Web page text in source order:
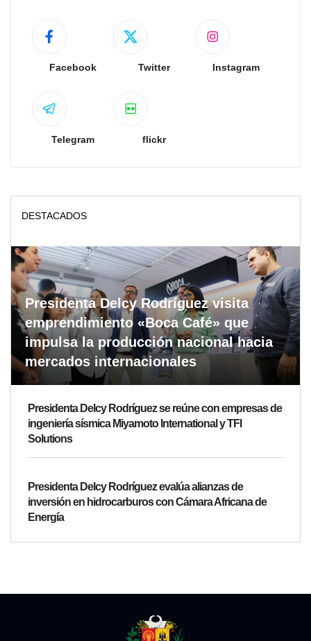
Facebook Twitter Instagram
Telegram flickr
DESTACADOS
Presidenta Delcy Rodríguez visita
emprendimiento «Boca Café» que
impulsa la producción nacional hacia
mercados internacionales
Presidenta Delcy Rodríguez se reúne con empresas de
ingeniería sísmica Miyamoto International y TFI
Solutions
Presidenta Delcy Rodríguez evalúa alianzas de
inversión en hidrocarburos con Cámara Africana de
Energía